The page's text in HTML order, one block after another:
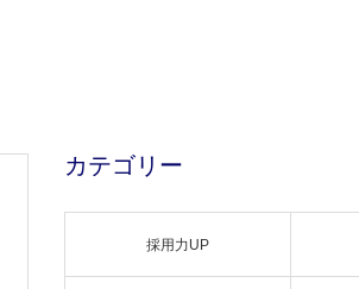
カテゴリー
採用力UP